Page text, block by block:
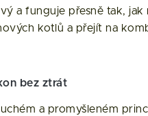
a funguje přesně tak,
kotlů a přejít na
bez ztrát
a promyšleném